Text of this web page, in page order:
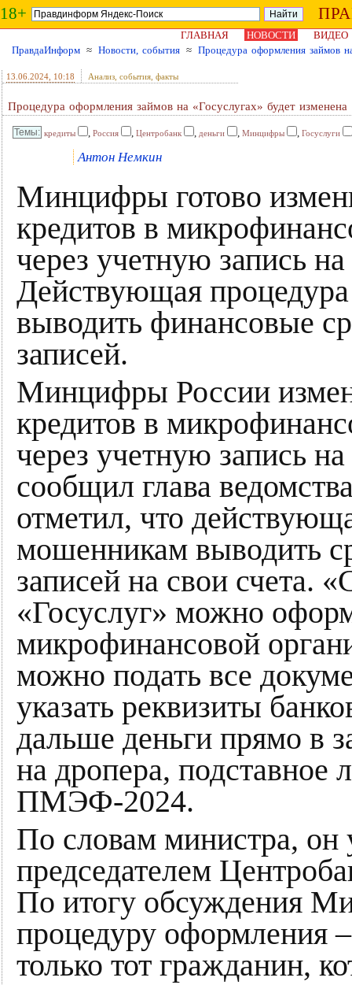
18+
ГЛАВНАЯ НОВОСТИ
ВИДЕО
ПравдаИнформ ≈ Новости, события ≈ Процедура оформления займов
13.06.2024 , 10:18 Анализ, события, факты
Процедура оформления займов на «Госуслугах» будет изменена
кредиты , Россия , Центробанк , деньги , Минцифры , Госуслуги
Антон Немкин
Минцифры готово
кредитов в
через учетную запись
Действующая
выводить финансовые
записей.
Минцифры России
кредитов в
через учетную запись
сообщил глава
отметил, что
мошенникам выводить
записей на свои счета.
«Госуслуг» можно
микрофинансовой
можно подать все
указать реквизиты
дальше деньги прямо в
на дропера, подставное
ПМЭФ-2024.
По словам министра, он
председателем
По итогу обсуждения
процедуру оформления
только тот гражданин,